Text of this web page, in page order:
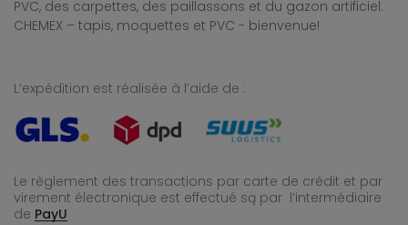
PVC, des carpettes, des paillassons et du gazon artificiel.
CHEMEX – tapis, moquettes et PVC - bienvenue!
L’expédition est réalisée à l’aide de :
Le règlement des transactions par carte de crédit et par
virement électronique est effectué są par l’intermédiaire
de PayU